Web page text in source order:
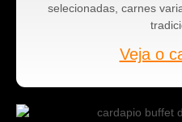
selecionadas, carnes
Veja o